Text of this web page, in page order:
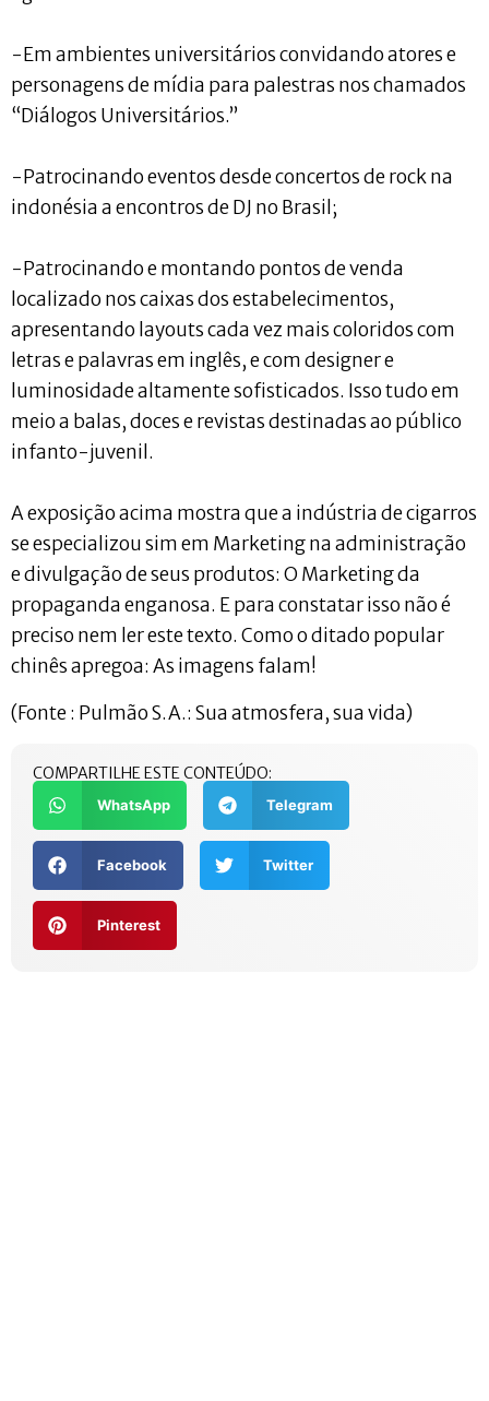
-Em ambientes universitários convidando atores e
personagens de mídia para palestras nos chamados
“Diálogos Universitários.”
-Patrocinando eventos desde concertos de rock na
indonésia a encontros de DJ no Brasil;
-Patrocinando e montando pontos de venda
localizado nos caixas dos estabelecimentos,
apresentando layouts cada vez mais coloridos com
letras e palavras em inglês, e com designer e
luminosidade altamente sofisticados. Isso tudo em
meio a balas, doces e revistas destinadas ao público
infanto-juvenil.
A exposição acima mostra que a indústria de cigarros
se especializou sim em Marketing na administração
e divulgação de seus produtos: O Marketing da
propaganda enganosa. E para constatar isso não é
preciso nem ler este texto. Como o ditado popular
chinês apregoa: As imagens falam!
(Fonte : Pulmão S.A.: Sua atmosfera, sua vida)
COMPARTILHE ESTE CONTEÚDO:
WhatsApp Telegram
Facebook Twitter
Pinterest